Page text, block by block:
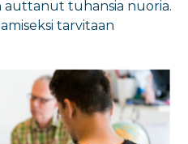
auttanut tuhansia nuoria.
tarvitaan